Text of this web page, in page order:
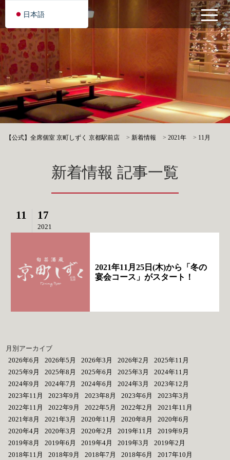
【公式】全席個室 京町しずく 京都駅前店 >新着情報 >2021年 > 11月
新着情報 記事一覧
11 17
2021
2021年11月25日(木)から「冬の
宴会コース」がスタート！
月別アーカイブ
2026年6月
2026年5月 2026年3月 2026年2月
2025年11月
2025年9月
2025年8月 2025年6月 2025年3月
2024年11月
2024年9月
2024年7月 2024年6月 2024年3月
2023年12月
2023年11月
2023年9月 2023年8月 2023年6月
2023年3月
2022年11月
2022年9月 2022年5月 2022年2月
2021年11月
2021年8月
2021年3月 2020年11月 2020年8月
2020年6月
2020年4月
2020年3月 2020年2月 2019年11月
2019年9月
2019年8月
2019年6月 2019年4月 2019年3月
2019年2月
2018年11月
2018年9月 2018年7月 2018年6月 2017年10月
日本語